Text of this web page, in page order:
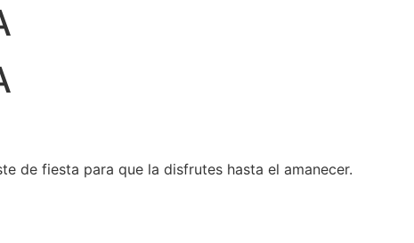
de fiesta para que la disfrutes hasta el amanecer.